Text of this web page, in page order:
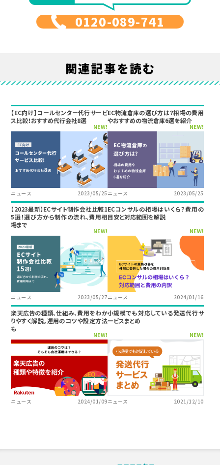
0120-089-741
関連記事を読む
【EC向け】コールセンター代行サービ
ス比較！おすすめ代行会社8選
NEW!
ニュース 2023/05/25
EC物流倉庫の選び方は？相場の費用
やおすすめの物流倉庫6選を紹介
NEW!
ニュース 2023/05/25
【2023最新】ECサイト制作会社比較1
5選！選び方から制作の流れ、費用相
場まで
NEW!
ニュース 2023/05/27
ECコンサルの相場はいくら？費用の
目安と対応範囲を解説
NEW!
ニュース 2024/01/16
楽天広告の種類、仕組み、費用をわか
りやすく解説。運用のコツや設定方法
も
NEW!
ニュース 2024/01/09
小規模でも対応している発送代行サ
ービスまとめ
NEW!
ニュース 2021/12/10